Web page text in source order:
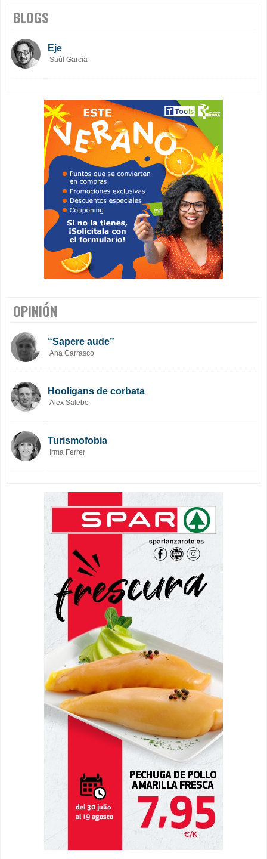
BLOGS
Eje
Saúl García
OPINIÓN
“Sapere aude”
Ana Carrasco
Hooligans de corbata
Alex Salebe
Turismofobia
Irma Ferrer